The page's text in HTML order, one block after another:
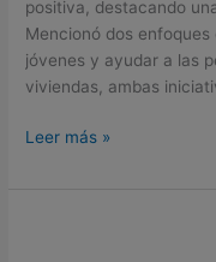
positiva, destacando
Mencionó dos
jóvenes y ayudar a las
viviendas, ambas
en
PTV
Córdoba
Leer más »